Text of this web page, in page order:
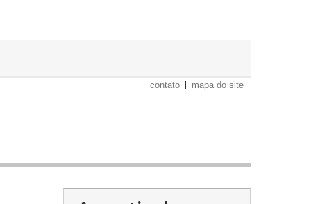
contato mapa do site